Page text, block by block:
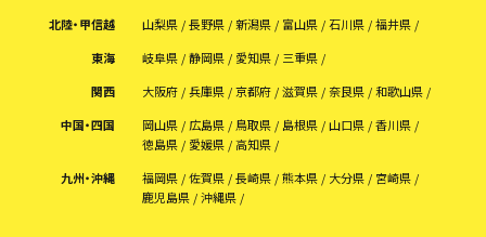
北陸・甲信越
山梨県 長野県 新潟県 富山県 石川県
福井県
東海
岐阜県 静岡県 愛知県
三重県
関西
大阪府 兵庫県 京都府 滋賀県 奈良県
和歌山県
中国・四国
岡山県 広島県 鳥取県 島根県 山口県
香川県
徳島県
愛媛県
高知県
九州・沖縄
福岡県 佐賀県 長崎県 熊本県 大分県
宮崎県
鹿児島県
沖縄県